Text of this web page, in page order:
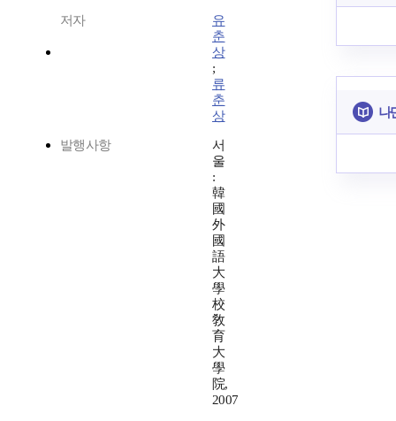
저자
유
춘
상
;
류
춘
상
발행사항
서
울
:
韓
國
外
國
語
大
學
校
敎
育
大
學
院,
2007
나